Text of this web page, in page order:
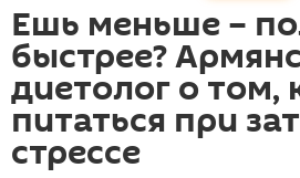
Ешь меньше –
быстрее?
диетолог о том,
питаться при
стрессе